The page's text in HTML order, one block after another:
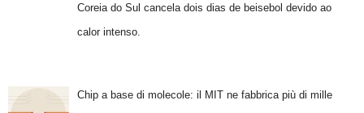
Coreia do Sul cancela dois dias de beisebol devido ao
calor intenso.
Chip a base di molecole: il MIT ne fabbrica più di mille